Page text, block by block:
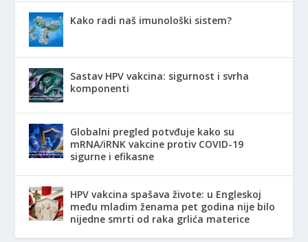
Kako radi naš imunološki sistem?
Sastav HPV vakcina: sigurnost i svrha
komponenti
Globalni pregled potvđuje kako su
mRNA/iRNK vakcine protiv COVID-19
sigurne i efikasne
HPV vakcina spašava živote: u Engleskoj
među mladim ženama pet godina nije bilo
nijedne smrti od raka grlića materice